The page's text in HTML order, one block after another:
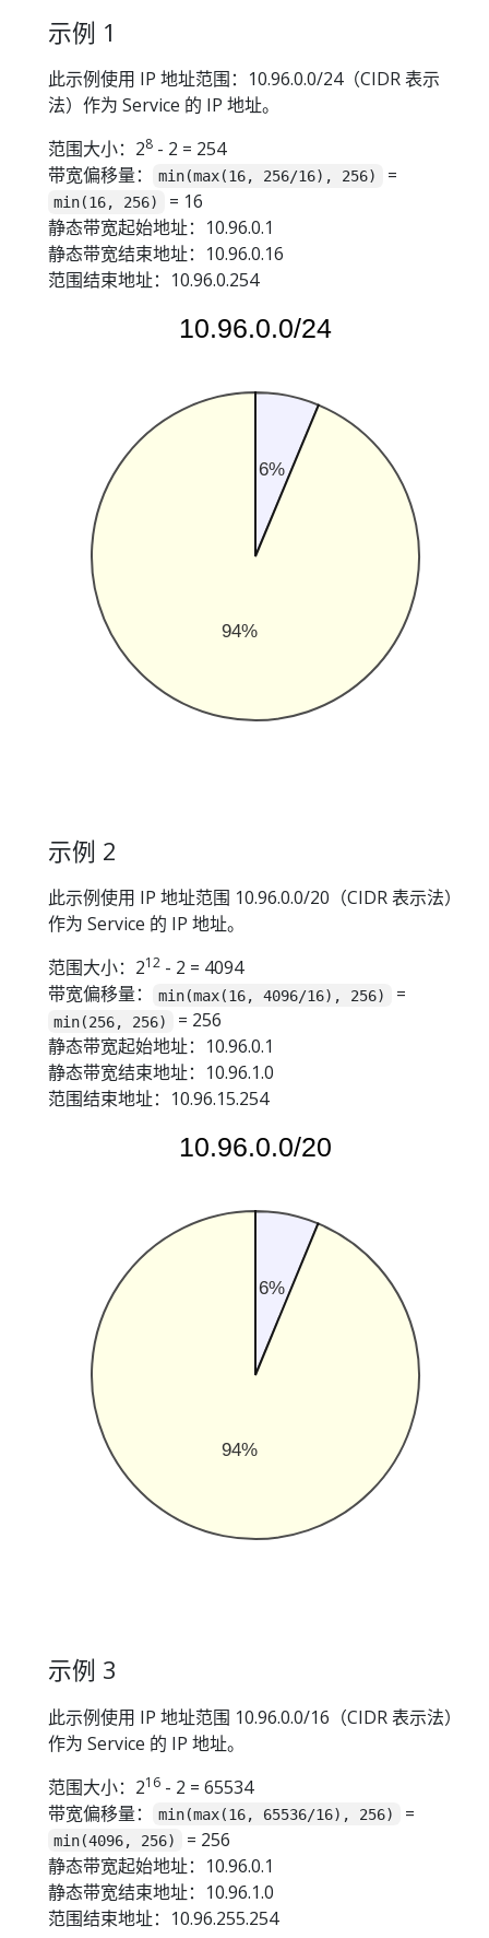
示例 1
此示例使用 IP 地址范围：10.96.0.0/24（CIDR 表示
法）作为 Service 的 IP 地址。
范围大小：28 - 2 = 254
带宽偏移量：
min(max(16, 256/16), 256) =
min(16, 256)
= 16
静态带宽起始地址：10.96.0.1
静态带宽结束地址：10.96.0.16
范围结束地址：10.96.0.254
6%
94%
10.96.0.0/24
示例 2
此示例使用 IP 地址范围 10.96.0.0/20（CIDR 表示法）
作为 Service 的 IP 地址。
范围大小：212 - 2 = 4094
带宽偏移量：
min(max(16, 4096/16), 256) =
min(256, 256)
= 256
静态带宽起始地址：10.96.0.1
静态带宽结束地址：10.96.1.0
范围结束地址：10.96.15.254
6%
94%
10.96.0.0/20
示例 3
此示例使用 IP 地址范围 10.96.0.0/16（CIDR 表示法）
作为 Service 的 IP 地址。
范围大小：216 - 2 = 65534
带宽偏移量：
min(max(16, 65536/16), 256) =
min(4096, 256)
= 256
静态带宽起始地址：10.96.0.1
静态带宽结束地址：10.96.1.0
范围结束地址：10.96.255.254